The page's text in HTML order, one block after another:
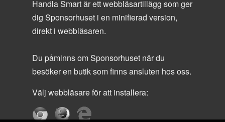
Handla Smart är ett webbläsartillägg som ger
dig Sponsorhuset i en minifierad version,
direkt i webbläsaren.
Du påminns om Sponsorhuset när du
besöker en butik som finns ansluten hos oss.
Välj webbläsare för att installera: